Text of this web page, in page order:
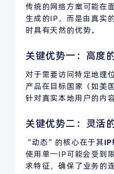
传统的网络方案可能在
生成的IP，而是由真实
时具有天然的优势。
关键优势一：高度
对于需要访问特定地理
产品在目标国家（如美
针对真实本地用户的内
关键优势二：灵活
“动态”的核心在于其IP
使用单一IP可能会受到限
求特征，确保了业务的